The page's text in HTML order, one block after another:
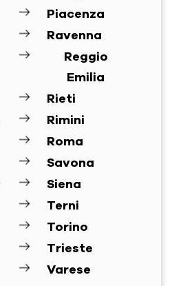
Piacenza
Ravenna
Reggio
Emilia
Rieti
Rimini
Roma
Savona
Siena
Terni
Torino
Trieste
Varese